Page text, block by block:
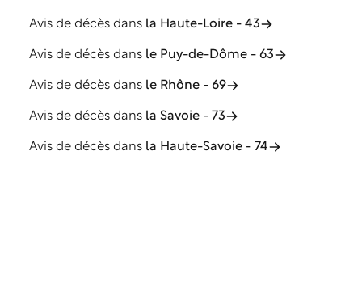
Avis de décès dans la Haute-Loire - 43
Avis de décès dans le Puy-de-Dôme - 63
Avis de décès dans le Rhône - 69
Avis de décès dans la Savoie - 73
Avis de décès dans la Haute-Savoie - 74